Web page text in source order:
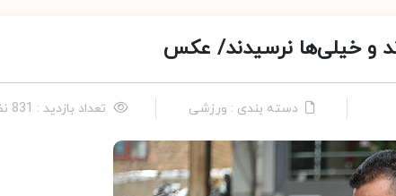
و خیلی‌ها نرسیدند/ عکس
دسته بندی : ورزشی تعداد بازدید : 831 نفر